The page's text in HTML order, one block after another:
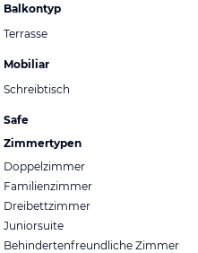
Balkontyp
Terrasse
Mobiliar
Schreibtisch
Safe
Zimmertypen
Doppelzimmer
Familienzimmer
Dreibettzimmer
Juniorsuite
Behindertenfreundliche Zimmer